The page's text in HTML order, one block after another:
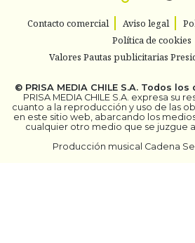
Contacto comercial Aviso legal
Política de cookies
Valores Pautas publicitarias
© PRISA MEDIA CHILE S.A. Todos los
PRISA MEDIA CHILE S.A. expresa su
cuanto a la reproducción y uso de las
en este sitio web, abarcando los
cualquier otro medio que se juzgue
Producción musical Cadena